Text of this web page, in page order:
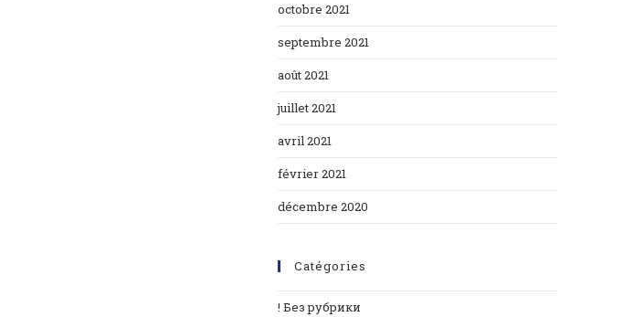
octobre 2021
septembre 2021
août 2021
juillet 2021
avril 2021
février 2021
décembre 2020
Catégories
! Без рубрики